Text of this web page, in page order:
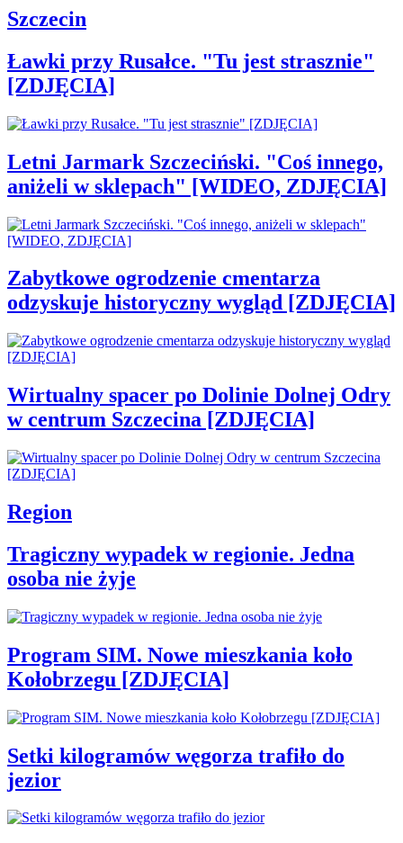
Szczecin
Ławki przy Rusałce. "Tu jest strasznie"
[ZDJĘCIA]
Letni Jarmark Szczeciński. "Coś innego,
aniżeli w sklepach" [WIDEO, ZDJĘCIA]
Zabytkowe ogrodzenie cmentarza
odzyskuje historyczny wygląd [ZDJĘCIA]
Wirtualny spacer po Dolinie Dolnej Odry
w centrum Szczecina [ZDJĘCIA]
Region
Tragiczny wypadek w regionie. Jedna
osoba nie żyje
Program SIM. Nowe mieszkania koło
Kołobrzegu [ZDJĘCIA]
Setki kilogramów węgorza trafiło do
jezior